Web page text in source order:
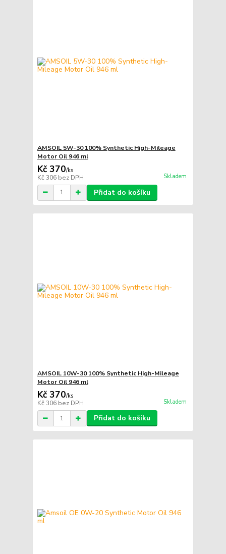
AMSOIL 5W-30 100% Synthetic High-Mileage
Motor Oil 946 ml
Kč 370/ks
Kč 306 bez DPH Skladem
Přidat do košíku
AMSOIL 10W-30 100% Synthetic High-Mileage
Motor Oil 946 ml
Kč 370/ks
Kč 306 bez DPH Skladem
Přidat do košíku